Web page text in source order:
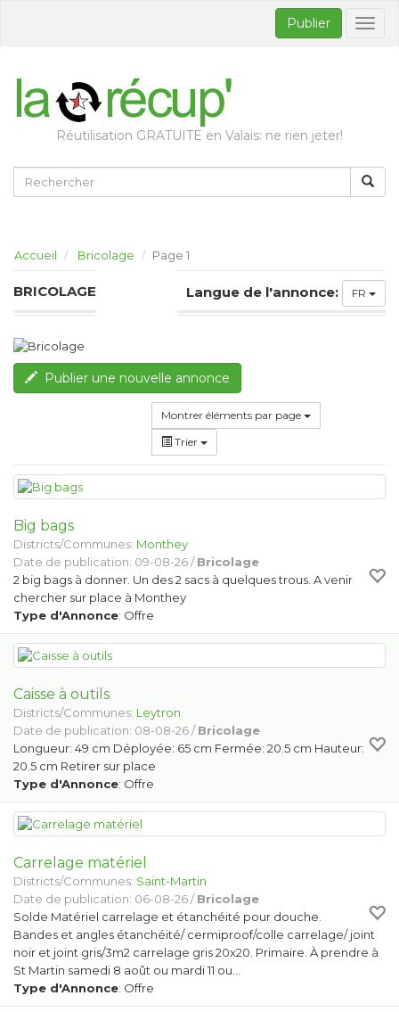
Publier
Réutilisation GRATUITE en Valais: ne rien jeter!
Accueil Bricolage Page 1
BRICOLAGE Langue de l'annonce: FR
Publier une nouvelle annonce
Montrer éléments par page
Trier
Big bags
Districts/Communes: Monthey
Date de publication: 09-08-26 /Bricolage
2 big bags à donner. Un des 2 sacs à quelques trous. A venir
chercher sur place à Monthey
Type d'Annonce: Offre
Caisse à outils
Districts/Communes: Leytron
Date de publication: 08-08-26 /Bricolage
Longueur: 49 cm Déployée: 65 cm Fermée: 20.5 cm Hauteur:
20.5 cm Retirer sur place
Type d'Annonce: Offre
Carrelage matériel
Districts/Communes: Saint-Martin
Date de publication: 06-08-26 /Bricolage
Solde Matériel carrelage et étanchéité pour douche.
Bandes et angles étanchéité/ cermiproof/colle carrelage/ joint
noir et joint gris/3m2 carrelage gris 20x20. Primaire. À prendre à
St Martin samedi 8 août ou mardi 11 ou…
Type d'Annonce: Offre